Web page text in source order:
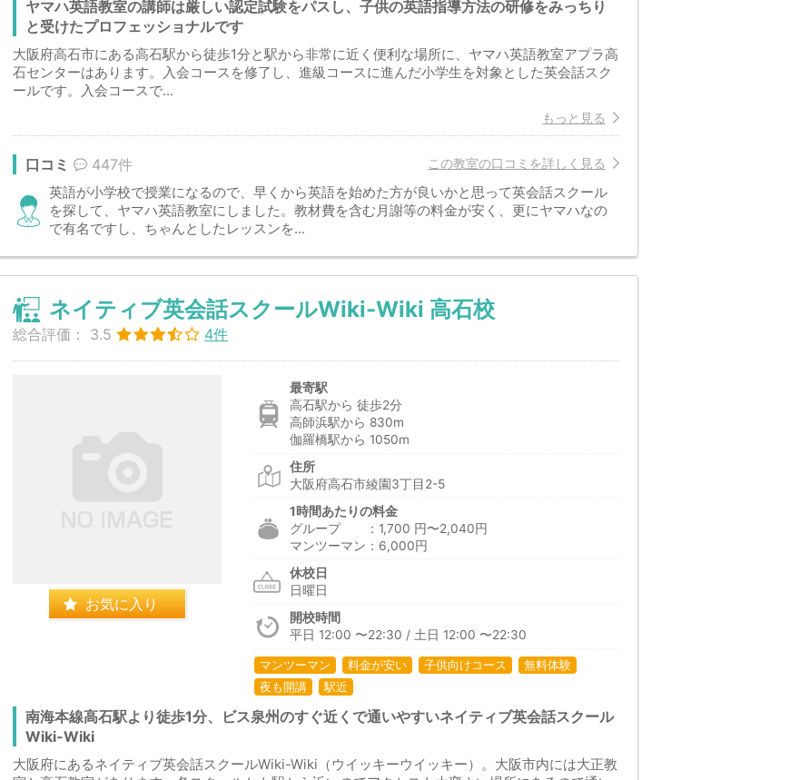
ヤマハ英語教室の講師は厳しい認定試験をパスし、子供の英語指導方法の研修をみっちり
と受けたプロフェッショナルです
大阪府高石市にある高石駅から徒歩1分と駅から非常に近く便利な場所に、ヤマハ英語教室アプラ高
石センターはあります。入会コースを修了し、進級コースに進んだ小学生を対象とした英会話スク
ールです。入会コースで...
もっと見る
この教室の口コミを詳しく見る
口コミ 447件
英語が小学校で授業になるので、早くから英語を始めた方が良いかと思って英会話スクール
を探して、ヤマハ英語教室にしました。教材費を含む月謝等の料金が安く、更にヤマハなの
で有名ですし、ちゃんとしたレッスンを...
ネイティブ英会話スクールWiki-Wiki 高石校
総合評価： 3.5 4件
お気に入り
最寄駅
高石駅から 徒歩2分
高師浜駅から 830m
伽羅橋駅から 1050m
住所
大阪府高石市綾園3丁目2-5
1時間あたりの料金
グループ ：1,700 円〜2,040円
マンツーマン：6,000円
休校日
日曜日
開校時間
平日 12:00 〜22:30 / 土日 12:00 〜22:30
マンツーマン 料金が安い 子供向けコース
無料体験
夜も開講
駅近
南海本線高石駅より徒歩1分、ビス泉州のすぐ近くで通いやすいネイティブ英会話スクール
Wiki-Wiki
大阪府にあるネイティブ英会話スクールWiki-Wiki（ウイッキーウイッキー）。大阪市内には大正教